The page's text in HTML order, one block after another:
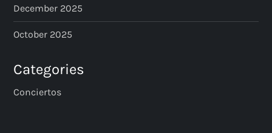
g
i
n
a
December 2025
October 2025
Categories
Conciertos